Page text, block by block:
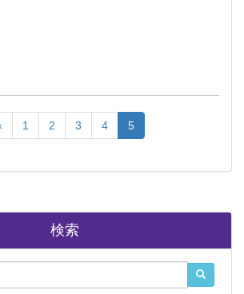
くに連絡はしていただかなくて結構
1 2 3 4 5
検索